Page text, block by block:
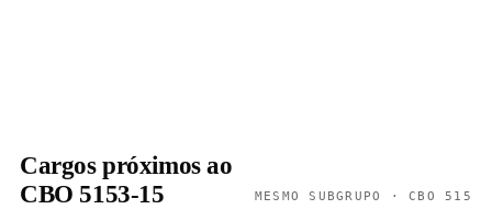
Cargos próximos ao
CBO 5153-15
MESMO SUBGRUPO · CBO 515